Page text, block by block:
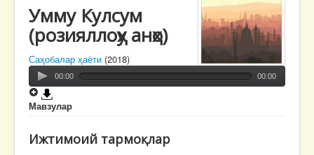
Умму Кулсум
(розияллоҳу анҳо)
Саҳобалар ҳаёти (2018)
00:00 00:00
Мавзулар
Ижтимоий тармоқлар